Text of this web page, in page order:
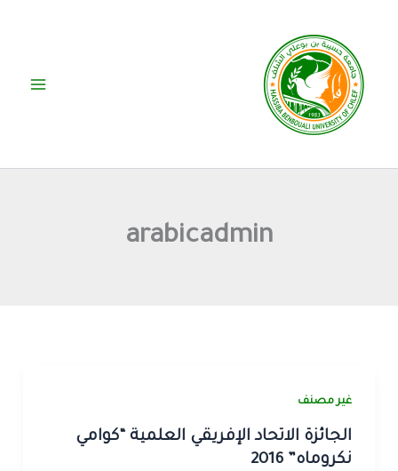
المحتوى
arabicadmin
غير مصنف
الجائزة الاتحاد الإفريقي العلمية “كوامي
نكروماه” 2016